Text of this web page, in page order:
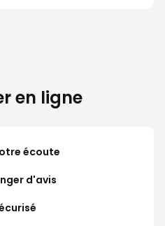
en ligne
écoute
d'avis